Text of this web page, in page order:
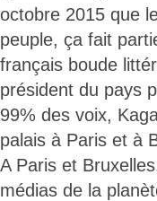
octobre 2015 que
peuple, ça fait
français boude
président du pays
99% des voix,
palais à Paris et à
A Paris et
médias de la